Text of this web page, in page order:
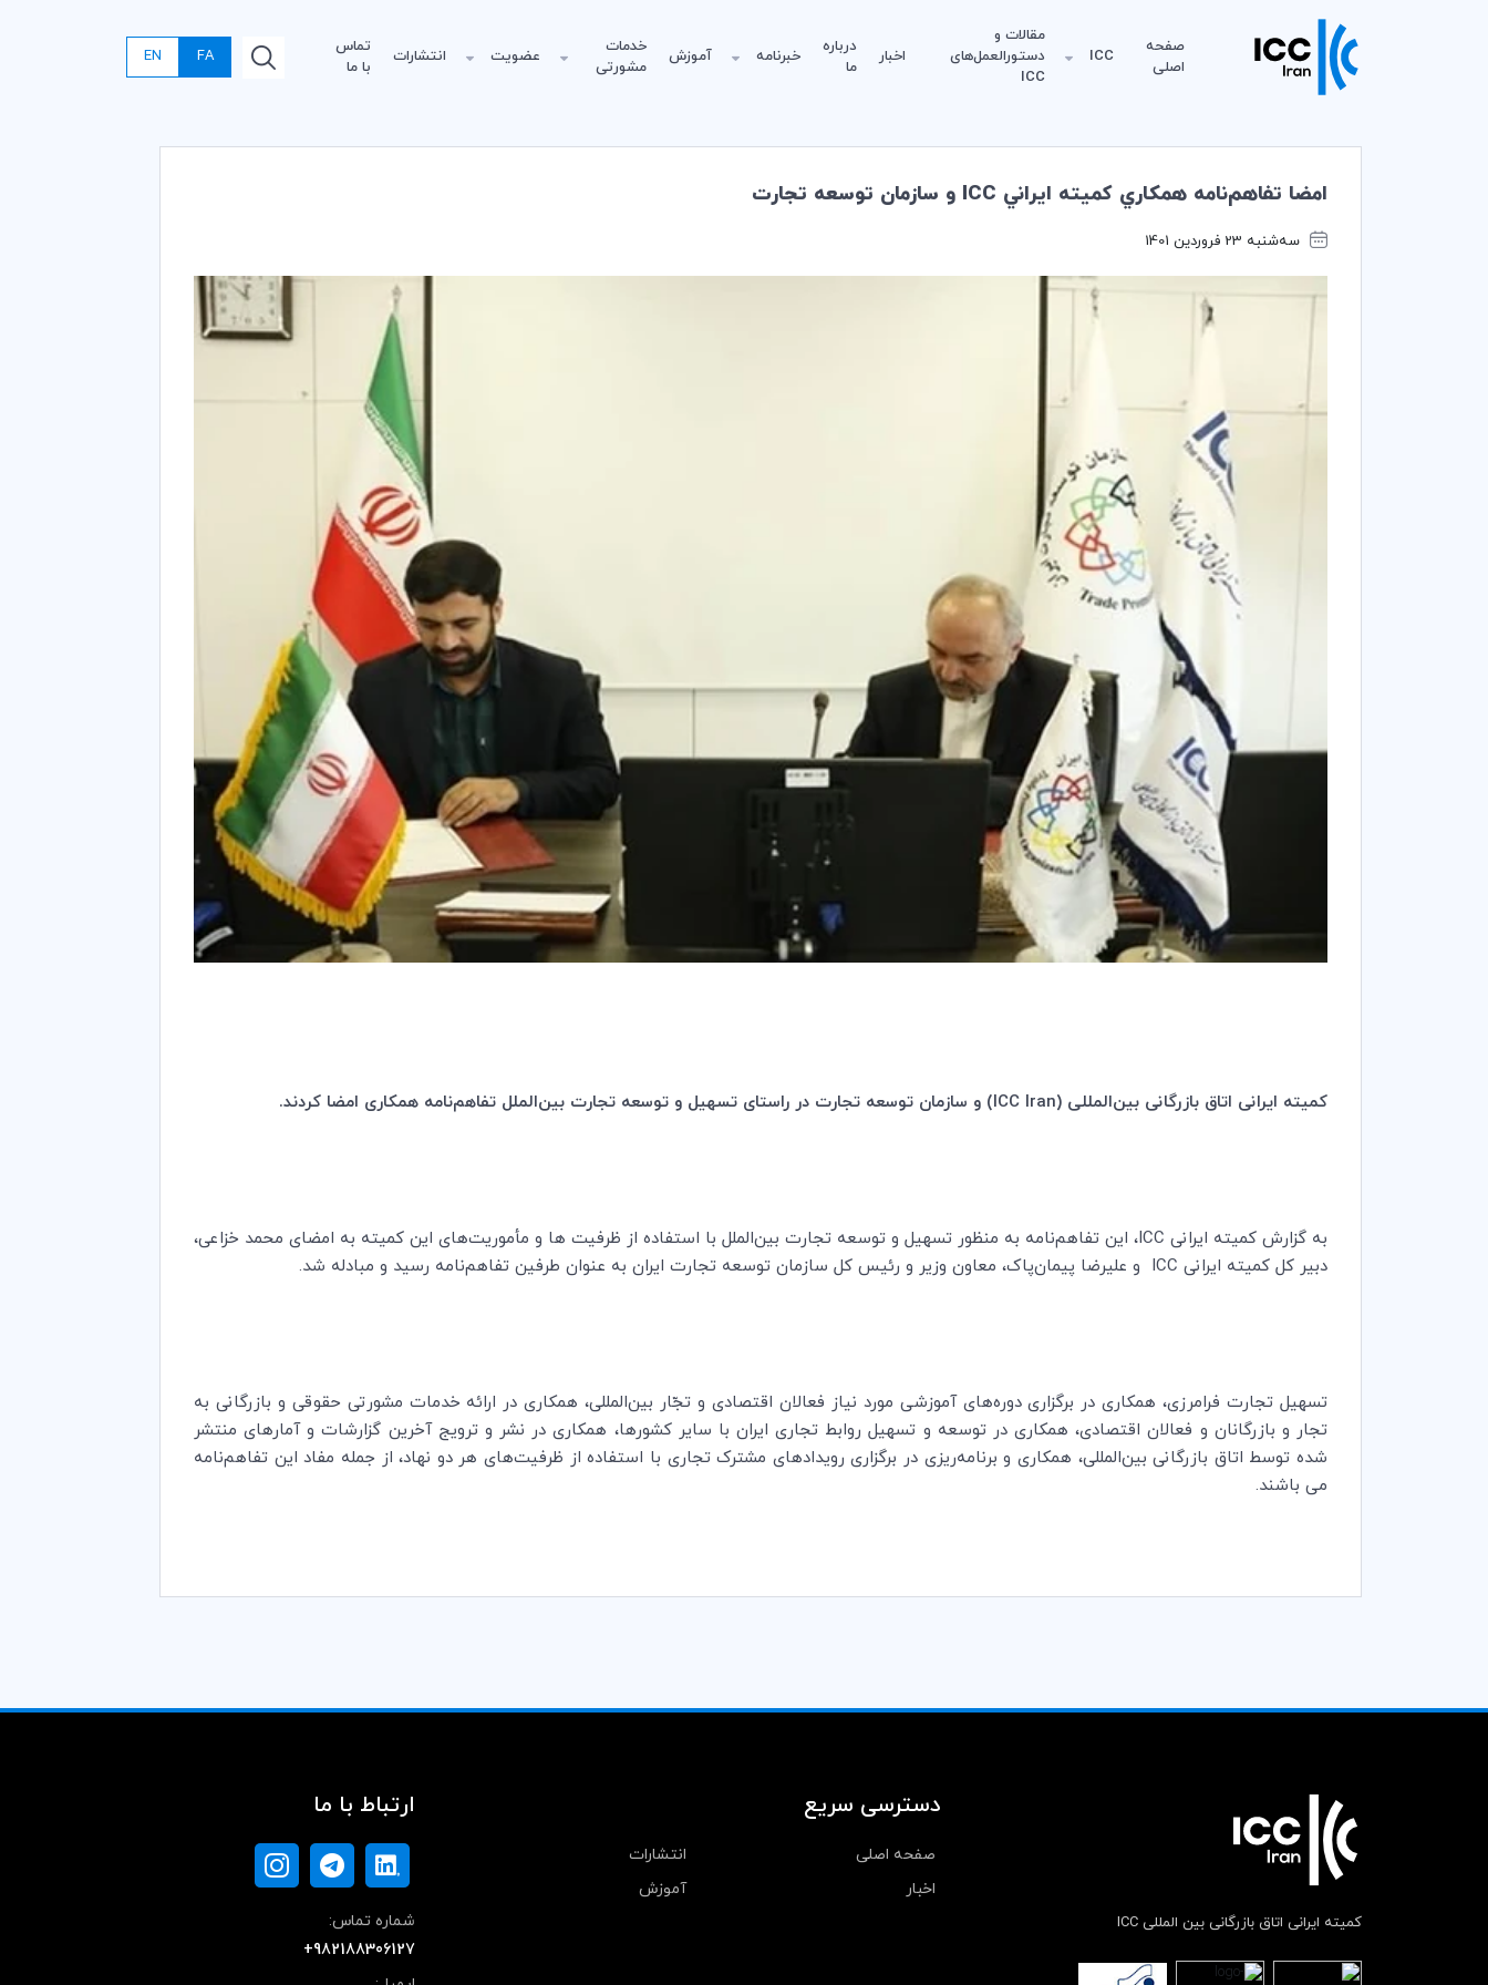
صفحه
اصلی
ICC
مقالات و
دستورالعمل‌های
ICC
اخبار
درباره
ما
خبرنامه آموزش
خدمات
مشورتی
عضویت انتشارات
تماس
با ما
FA
EN
امضا تفاهم‌نامه همكاري كميته ايراني ICC و سازمان توسعه تجارت
سه‌شنبه 23 فروردین 1401
کمیته ایرانی اتاق بازرگانی بین‌المللی (ICC Iran) و سازمان توسعه تجارت در راستای تسهیل و توسعه تجارت بین‌الملل تفاهم‌نامه همکاری امضا کردند.
به گزارش کمیته ایرانی ICC، این تفاهم‌نامه به منظور تسهیل و توسعه تجارت بین‌الملل با استفاده از ظرفیت ها و مأموریت‌های این کمیته به امضای محمد خزاعی،
دبیر کل کمیته ایرانی ICC و علیرضا پیمان‌پاک، معاون وزیر و رئیس کل سازمان توسعه تجارت ایران به عنوان طرفین تفاهم‌نامه رسید و مبادله شد.
تسهیل تجارت فرامرزی، همکاری در برگزاری دوره‌های آموزشی مورد نیاز فعالان اقتصادی و تجّار بین‌المللی، همکاری در ارائه خدمات مشورتی حقوقی و بازرگانی به
تجار و بازرگانان و فعالان اقتصادی، همکاری در توسعه و تسهیل روابط تجاری ایران با سایر کشورها، همکاری در نشر و ترویج آخرین گزارشات و آمارهای منتشر
شده توسط اتاق بازرگانی بین‌المللی، همکاری و برنامه‌ریزی در برگزاری رویدادهای مشترک تجاری با استفاده از ظرفیت‌های هر دو نهاد، از جمله مفاد این تفاهم‌نامه
می باشند.
کمیته ایرانی اتاق بازرگانی بین المللی ICC
دسترسی سریع
صفحه اصلی
انتشارات
اخبار
آموزش
ارتباط با ما
شماره تماس:
+982188306127